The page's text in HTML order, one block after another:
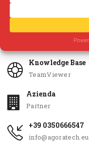
Servizi
Knowledge Base
TeamViewer
Azienda
Partner
+39 0350666547
info@agoratech.eu